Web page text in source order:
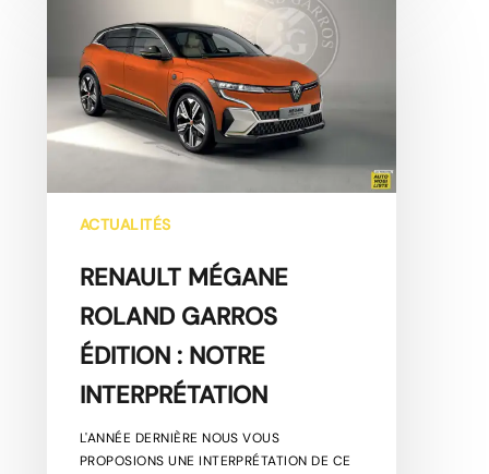
ROLAND
GARROS
ÉDITION
NOTRE
INTERPRÉTATION
ACTUALITÉS
RENAULT MÉGANE
ROLAND GARROS
ÉDITION : NOTRE
INTERPRÉTATION
L'ANNÉE DERNIÈRE NOUS VOUS
PROPOSIONS UNE INTERPRÉTATION DE CE